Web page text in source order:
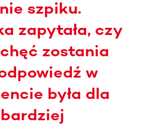
szpiku.
zapytała, czy
zostania
w
była dla